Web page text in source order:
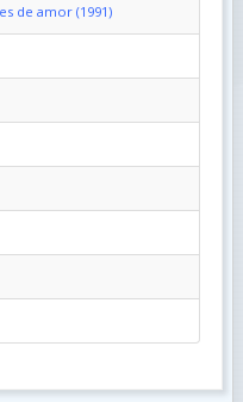
de amor (1991)